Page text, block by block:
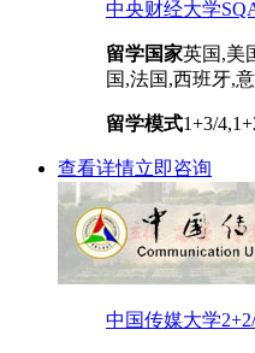
中央财经大学
留学国家英国,美
国,法国,西班牙,
留学模式1+3/
查看详情立即咨询
中国传媒大学